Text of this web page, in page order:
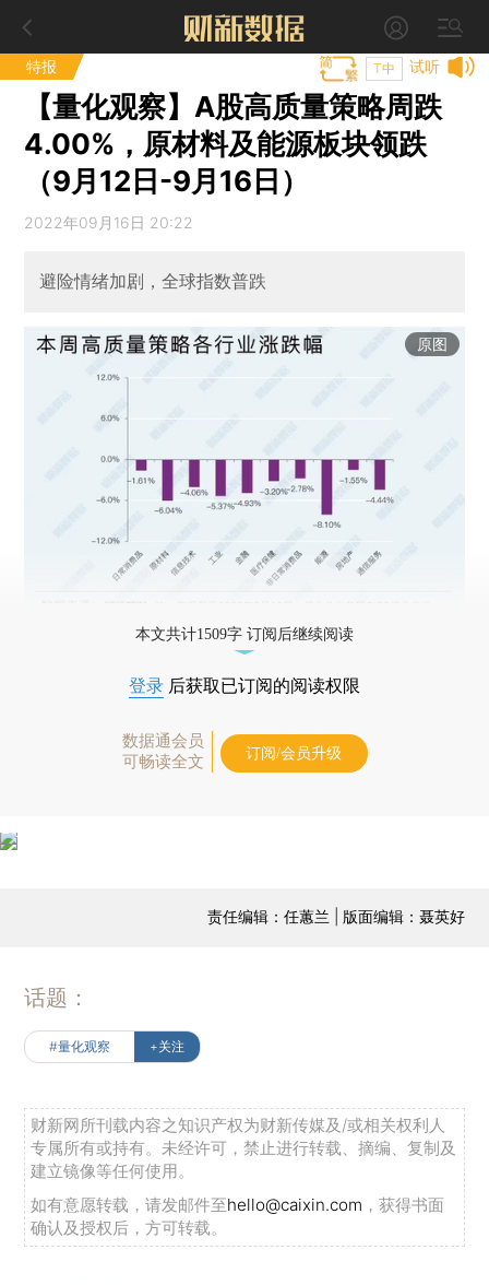
特报 试听
T中
【量化观察】A股高质量策略周跌
4.00%，原材料及能源板块领跌
（9月12日-9月16日）
2022年09月16日 20:22
避险情绪加剧，全球指数普跌
原图
本文共计1509字 订阅后继续阅读
登录 后获取已订阅的阅读权限
数据通会员
可畅读全文
订阅/会员升级
责任编辑：任蕙兰 | 版面编辑：聂英好
话题：
#量化观察 +关注
财新网所刊载内容之知识产权为财新传媒及/或相关权利人
专属所有或持有。未经许可，禁止进行转载、摘编、复制及
建立镜像等任何使用。
如有意愿转载，请发邮件至hello@caixin.com ，获得书面
确认及授权后，方可转载。